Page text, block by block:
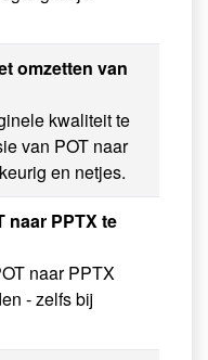
omzetten van
kwaliteit te
van POT naar
en netjes.
naar PPTX te
naar PPTX
- zelfs bij